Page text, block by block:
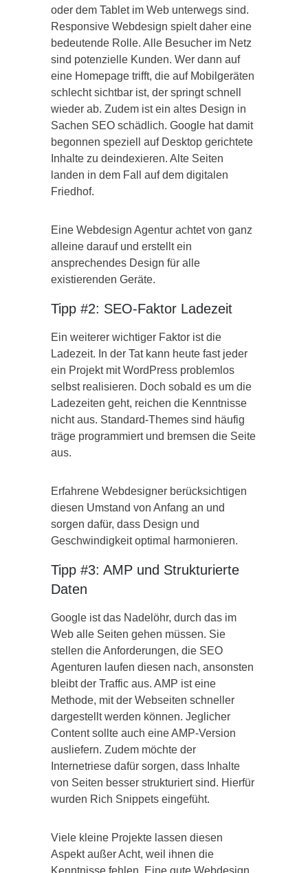
oder dem Tablet im Web unterwegs sind.
Responsive Webdesign spielt daher eine
bedeutende Rolle. Alle Besucher im Netz
sind potenzielle Kunden. Wer dann auf
eine Homepage trifft, die auf Mobilgeräten
schlecht sichtbar ist, der springt schnell
wieder ab. Zudem ist ein altes Design in
Sachen SEO schädlich. Google hat damit
begonnen speziell auf Desktop gerichtete
Inhalte zu deindexieren. Alte Seiten
landen in dem Fall auf dem digitalen
Friedhof.
Eine Webdesign Agentur achtet von ganz
alleine darauf und erstellt ein
ansprechendes Design für alle
existierenden Geräte.
Tipp #2: SEO-Faktor Ladezeit
Ein weiterer wichtiger Faktor ist die
Ladezeit. In der Tat kann heute fast jeder
ein Projekt mit WordPress problemlos
selbst realisieren. Doch sobald es um die
Ladezeiten geht, reichen die Kenntnisse
nicht aus. Standard-Themes sind häufig
träge programmiert und bremsen die Seite
aus.
Erfahrene Webdesigner berücksichtigen
diesen Umstand von Anfang an und
sorgen dafür, dass Design und
Geschwindigkeit optimal harmonieren.
Tipp #3: AMP und Strukturierte
Daten
Google ist das Nadelöhr, durch das im
Web alle Seiten gehen müssen. Sie
stellen die Anforderungen, die SEO
Agenturen laufen diesen nach, ansonsten
bleibt der Traffic aus. AMP ist eine
Methode, mit der Webseiten schneller
dargestellt werden können. Jeglicher
Content sollte auch eine AMP-Version
ausliefern. Zudem möchte der
Internetriese dafür sorgen, dass Inhalte
von Seiten besser strukturiert sind. Hierfür
wurden Rich Snippets eingefüht.
Viele kleine Projekte lassen diesen
Aspekt außer Acht, weil ihnen die
Kenntnisse fehlen. Eine gute Webdesign